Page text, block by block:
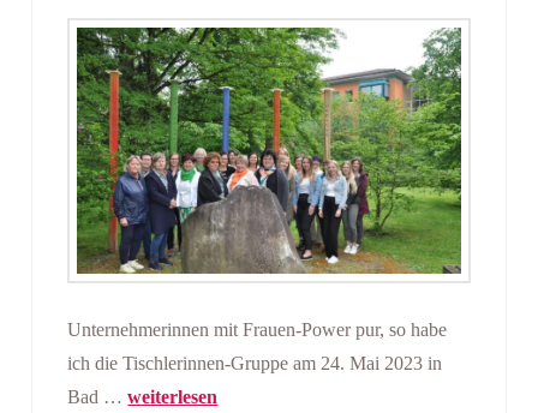
Unternehmerinnen mit Frauen-Power pur, so habe
ich die Tischlerinnen-Gruppe am 24. Mai 2023 in
Bad …weiterlesen